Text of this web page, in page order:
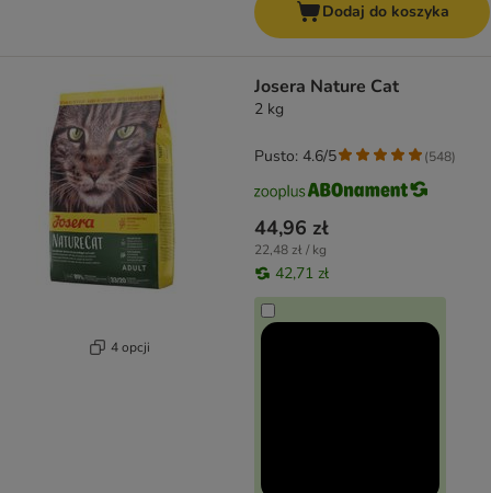
Dodaj do koszyka
4 opcji
Josera Nature Cat
2 kg
44,96 zł
22,48 zł / kg
42,71 zł
Pusto: 4.6/5 (548)